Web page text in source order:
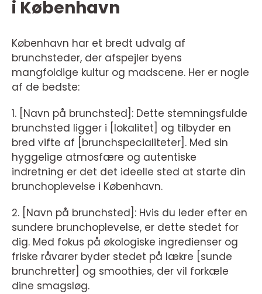
i København
København har et bredt udvalg af
brunchsteder, der afspejler byens
mangfoldige kultur og madscene. Her er nogle
af de bedste:
1. [Navn på brunchsted]: Dette stemningsfulde
brunchsted ligger i [lokalitet] og tilbyder en
bred vifte af [brunchspecialiteter]. Med sin
hyggelige atmosfære og autentiske
indretning er det det ideelle sted at starte din
brunchoplevelse i København.
2. [Navn på brunchsted]: Hvis du leder efter en
sundere brunchoplevelse, er dette stedet for
dig. Med fokus på økologiske ingredienser og
friske råvarer byder stedet på lækre [sunde
brunchretter] og smoothies, der vil forkæle
dine smagsløg.